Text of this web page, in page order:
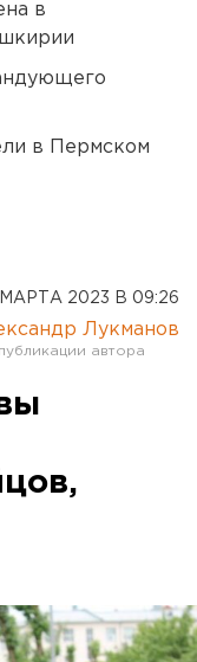
в
в Пермском
МАРТА 2023 В 09:26
Лукманов